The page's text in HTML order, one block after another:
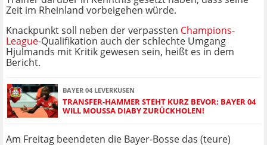
Zeit im Rheinland vorbeigehen würde.
Knackpunkt soll neben der verpassten Champions-
League-Qualifikation auch der schlechte Umgang
Hjulmands mit Kritik gewesen sein, heißt es in dem
Bericht.
BAYER 04 LEVERKUSEN
TRANSFER-HAMMER STEHT KURZ BEVOR: BAYER 04
WILL MOUSSA DIABY ZURÜCKHOLEN!
Am Freitag beendeten die Bayer-Bosse das (teure)